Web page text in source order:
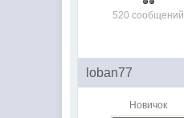
520 сообщений
loban77
Новичок